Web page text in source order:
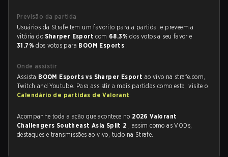
Previsão da partida
Usuários da Strafe tem um favorito para a partida, e preveem a
vitória doSharper Esportcom 68.3%dos votos a seu favor e
31.7%dos votos para BOOM Esports .
Onde assistir
Assista BOOM Esports vs Sharper Esport ao vivo na strafe.com,
Twitch and Youtube. Para assistir a mais partidas como esta, visite o
Calendário de partidas de Valorant .
Acompanhe toda a ação que acontece no 2026 Valorant
Challengers Southeast Asia Split 2 , assim como as VODs,
destaques e transmissões ao vivo, tudo na Strafe.